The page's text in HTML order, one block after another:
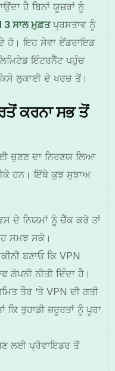
ਹੈ ਬਿਨਾਂ ਯੂਜ਼ਰਾਂ ਨੂੰ
3 ਸਾਲ ਮੁਫ਼ਤਪ੍ਰਸਤਾਵ ਨੂੰ
ਹੋ। ਇਹ ਸੇਵਾ ਏਂਡਰਾਇਡ
ਇੰਟਰਨੈੱਟ ਪਹੁੰਚ
ਲੁਕਾਈ ਦੇ ਖਰਚ ਤੋਂ।
ਕਰਨਾ ਸਭ ਤੋਂ
ਚੁਣਣ ਦਾ ਨਿਰਣਯ ਲਿਆ
ਹਨ। ਇੱਥੇ ਕੁਝ ਸੁਝਾਅ
ਦੇ ਨਿਯਮਾਂ ਨੂੰ ਚੈੱਕ ਕਰੋ ਤਾਂ
ਸਮਝ ਸਕੋ।
ਬਣਾਓ ਕਿ VPN
ਨੀਤੀ ਦਿੰਦਾ ਹੈ।
ਤੌਰ ‘ਤੇ VPN ਦੀ ਗਤੀ
ਤੁਹਾਡੀ ਜ਼ਰੂਰਤਾਂ ਨੂੰ ਪੂਰਾ
ਲਈ ਪ੍ਰੋਵਾਇਡਰ ਤੋਂ